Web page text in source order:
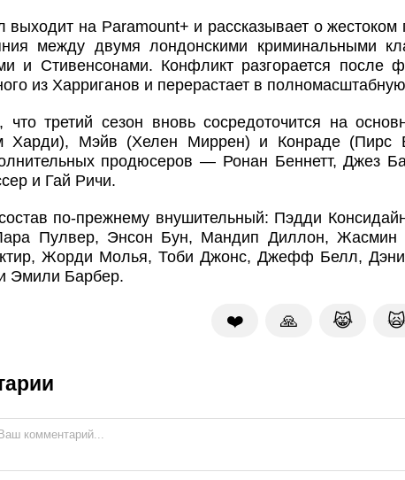
выходит на Paramount+ и рассказывает о жестоком
между двумя лондонскими криминальными
и Стивенсонами. Конфликт разгорается после
из Харриганов и перерастает в
что третий сезон вновь сосредоточится на
Харди), Мэйв (Хелен Миррен) и Конраде (Пирс
продюсеров — Ронан Беннетт, Джез
и Гай Ричи.
по-прежнему внушительный: Пэдди
Пулвер, Энсон Бун, Мандип Диллон, Жасмин
Жорди Молья, Тоби Джонс, Джефф Белл,
Эмили Барбер.
❤️ 🙏 😹 🙀